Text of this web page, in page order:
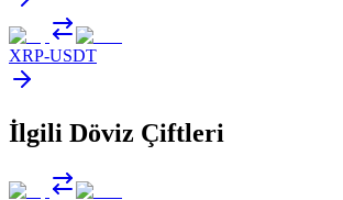
XRP-USDT
İlgili Döviz Çiftleri